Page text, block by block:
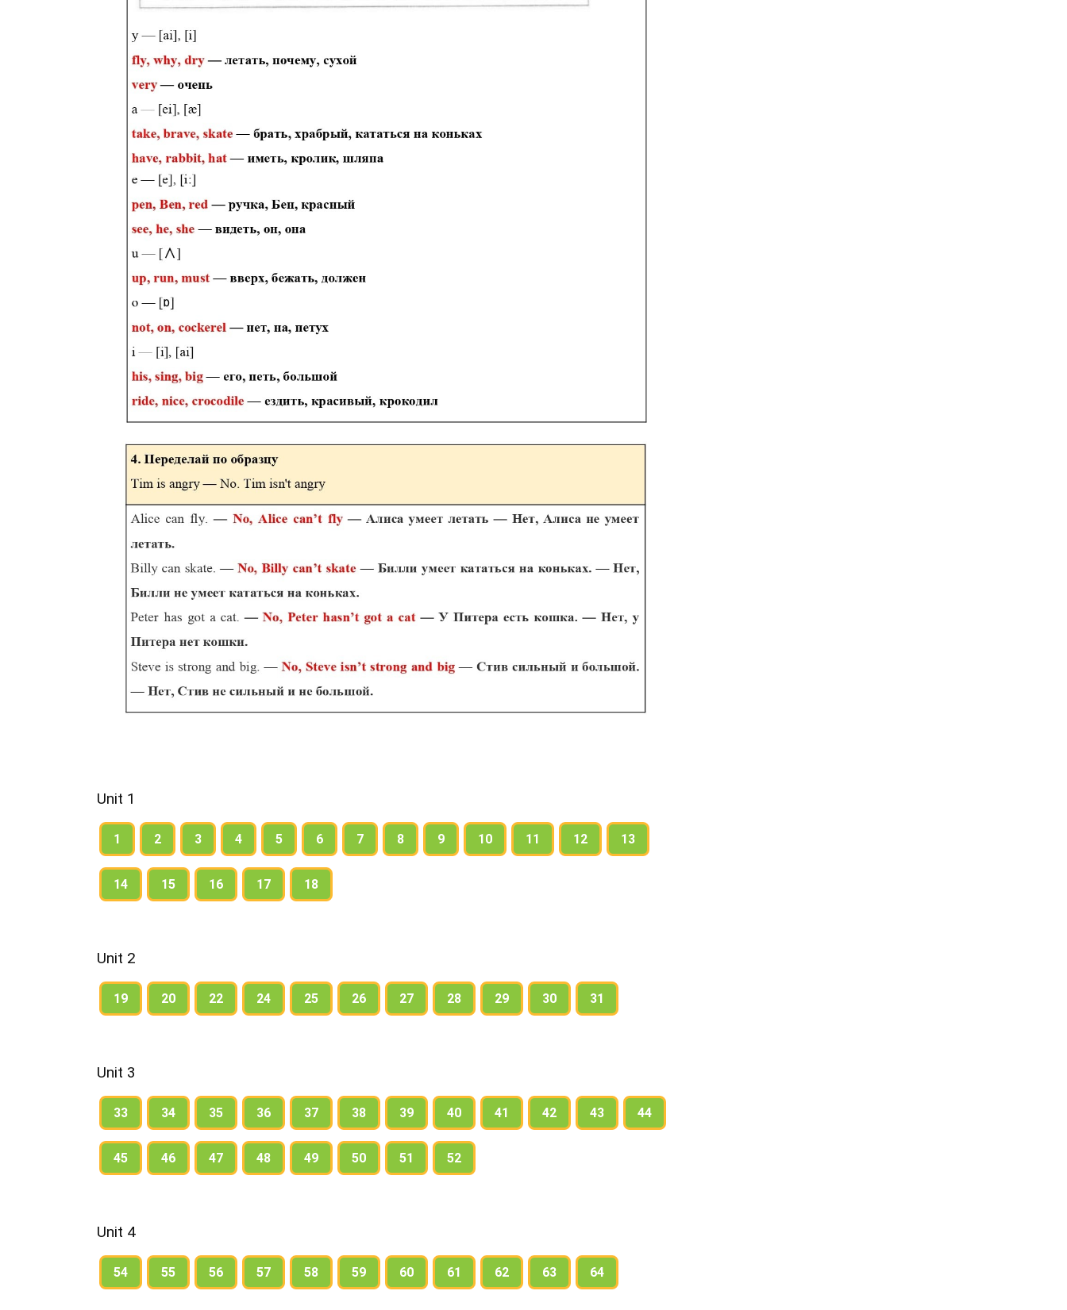
Unit 1
1 2 3 4 5 6 7 8 9 10 11 12 13
14 15 16 17 18
Unit 2
19 20 22 24 25 26 27 28 29 30 31
Unit 3
33 34 35 36 37 38 39 40 41 42 43 44
45 46 47 48 49 50 51 52
Unit 4
54 55 56 57 58 59 60 61 62 63 64